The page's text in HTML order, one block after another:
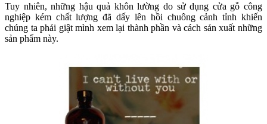
Tuy nhiên, những hậu quả khôn lường do sử dụng cửa gỗ công
nghiệp kém chất lượng đã dấy lên hồi chuông cảnh tỉnh khiến
chúng ta phải giật mình xem lại thành phần và cách sản xuất những
sản phẩm này.